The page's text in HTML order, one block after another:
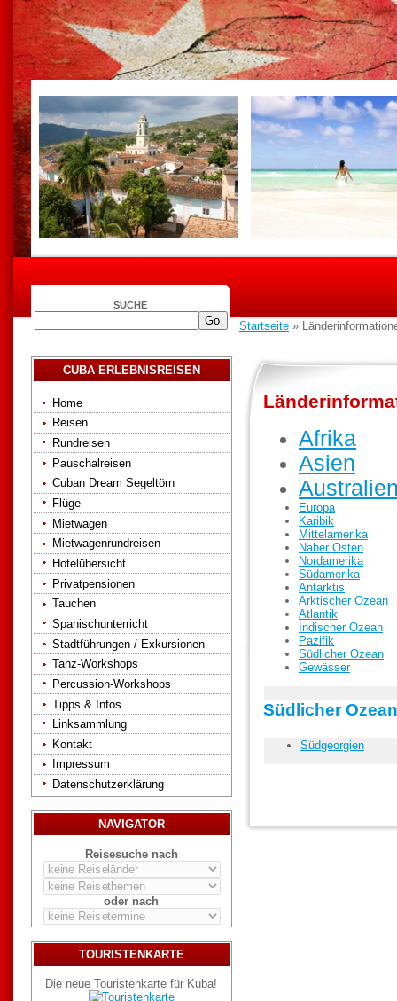
SUCHE
Startseite »
CUBA ERLEBNISREISEN
Home
Reisen
Rundreisen
Pauschalreisen
Cuban Dream Segeltörn
Flüge
Mietwagen
Mietwagenrundreisen
Hotelübersicht
Privatpensionen
Tauchen
Spanischunterricht
Stadtführungen / Exkursionen
Tanz-Workshops
Percussion-Workshops
Tipps & Infos
Linksammlung
Kontakt
Impressum
Datenschutzerklärung
NAVIGATOR
Reisesuche nach
oder nach
TOURISTENKARTE
Die neue Touristenkarte für Kuba!
Afrika
Asien
Europa
Karibik
Mittelamerika
Naher Osten
Nordamerika
Südamerika
Antarktis
Arktischer Ozean
Atlantik
Indischer Ozean
Pazifik
Südlicher Ozean
Gewässer
Südlicher Ozean
Südgeorgien